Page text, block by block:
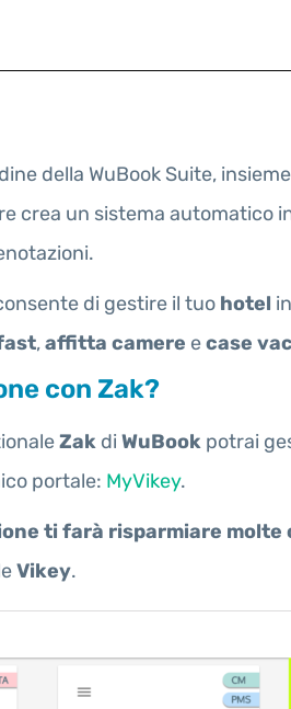
della WuBook Suite,
crea un sistema automatico
di gestire il tuo hotel
,affitta camere ecase
con Zak?
Zak di WuBook potrai
portale: MyVikey.
ti farà risparmiare molte
Vikey.